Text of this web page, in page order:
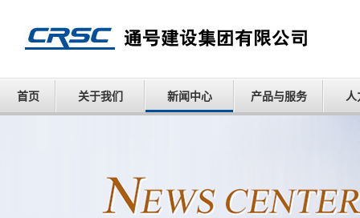
首页 关于我们 新闻中心 产品与服务 人